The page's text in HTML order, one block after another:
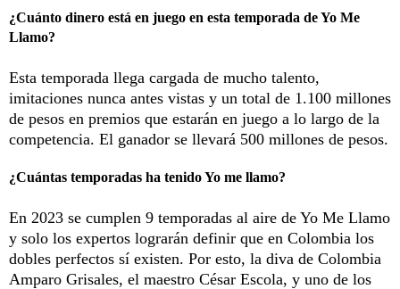
¿Cuánto dinero está en juego en esta temporada de Yo Me
Llamo?
Esta temporada llega cargada de mucho talento,
imitaciones nunca antes vistas y un total de 1.100 millones
de pesos en premios que estarán en juego a lo largo de la
competencia. El ganador se llevará 500 millones de pesos.
¿Cuántas temporadas ha tenido Yo me llamo?
En 2023 se cumplen 9 temporadas al aire de Yo Me Llamo
y solo los expertos lograrán definir que en Colombia los
dobles perfectos sí existen. Por esto, la diva de Colombia
Amparo Grisales, el maestro César Escola, y uno de los